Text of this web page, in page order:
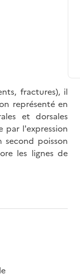
fractures), il
représenté en
et dorsales
par l'expression
poisson
les lignes de